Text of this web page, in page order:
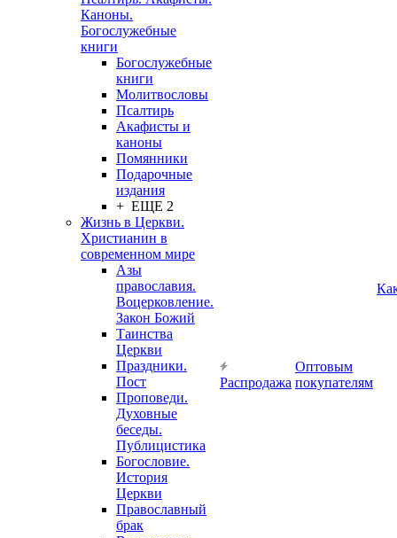
Каноны.
Богослужебные
книги
Богослужебные
книги
Молитвословы
Псалтирь
Акафисты и
каноны
Помянники
Подарочные
издания
+ ЕЩЕ 2
Жизнь в Церкви.
Христианин в
современном мире
Азы
православия.
Воцерковление.
Закон Божий
Таинства
Церкви
Праздники.
Пост
Проповеди.
Духовные
беседы.
Публицистика
Богословие.
История
Церкви
Православный
брак
Распродажа
Оптовым
покупателям